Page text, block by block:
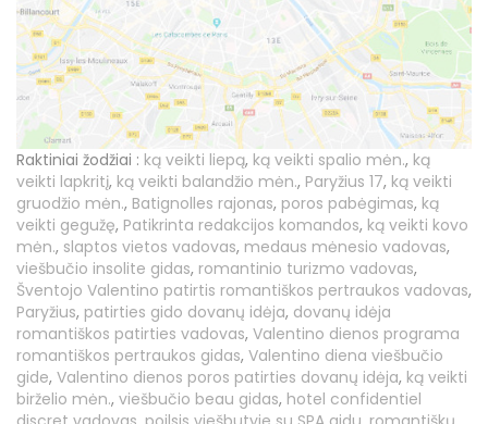
Raktiniai žodžiai : ką veikti liepą, ką veikti spalio mėn., ką
veikti lapkritį, ką veikti balandžio mėn., Paryžius 17, ką veikti
gruodžio mėn., Batignolles rajonas, poros pabėgimas, ką
veikti gegužę, Patikrinta redakcijos komandos, ką veikti kovo
mėn., slaptos vietos vadovas, medaus mėnesio vadovas,
viešbučio insolite gidas, romantinio turizmo vadovas,
Šventojo Valentino patirtis romantiškos pertraukos vadovas,
Paryžius, patirties gido dovanų idėja, dovanų idėja
romantiškos patirties vadovas, Valentino dienos programa
romantiškos pertraukos gidas, Valentino diena viešbučio
gide, Valentino dienos poros patirties dovanų idėja, ką veikti
birželio mėn., viešbučio beau gidas, hotel confidentiel